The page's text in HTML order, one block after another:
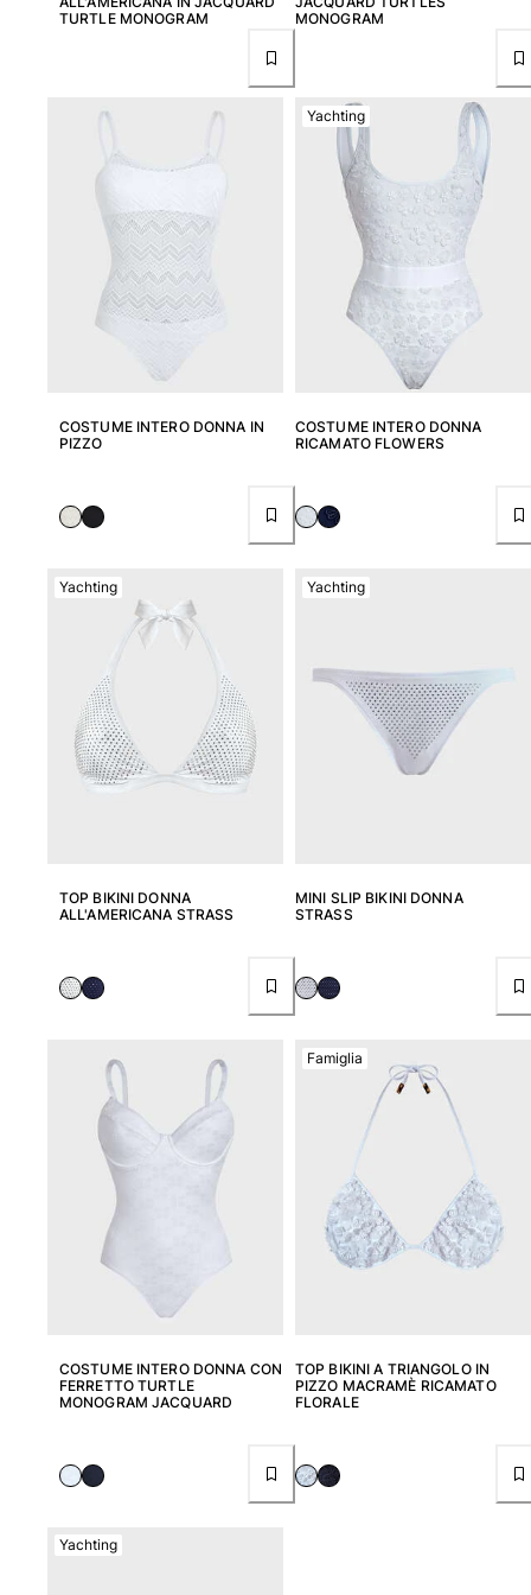
Vedi tutti i Neonato
Vedi tutti i Accessori
Cappelli e Cappellini
Cappellino
Cappello
Vedi tutti i Cappelli e Cappellini
Telli mare & Pareo
Pareo
Vedi tutti i Telli mare & Pareo
Borse
Borsello sacchetti da spiaggia
Mini borse
Borsa tote
Occhiali da sole
Vedi tutti i Occhiali da sole
Accessori Bambini
Asciugamani e Poncho da spiaggia
Vedi tutti i Accessori Bambini
Borsello
Vedi tutti i Borsello
Scarpe
Infradito
Calzature da Spiaggia
Outdoor
Calzini
TURTLE MONOGRAM
MONOGRAM
COSTUME INTERO DONNA IN
PIZZO
COSTUME INTERO DONNA
RICAMATO FLOWERS
Yachting
TOP BIKINI DONNA
ALL'AMERICANA STRASS
Yachting
MINI SLIP BIKINI DONNA
STRASS
Yachting
COSTUME INTERO DONNA CON
FERRETTO TURTLE
MONOGRAM JACQUARD
TOP BIKINI A TRIANGOLO IN
PIZZO MACRAMÈ RICAMATO
FLORALE
Famiglia
Yachting